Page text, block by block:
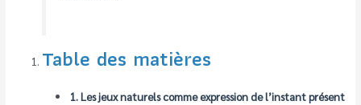
Table des matières
1. Les jeux naturels comme expression de l’instant présent